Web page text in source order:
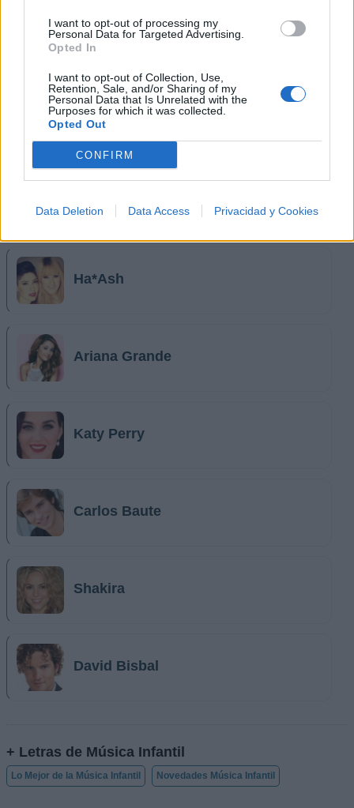
I want to opt-out of processing my
Personal Data for Targeted Advertising.
Opted In
I want to opt-out of Collection, Use,
Retention, Sale, and/or Sharing of my
Personal Data that Is Unrelated with the
Purposes for which it was collected.
Opted Out
CONFIRM
Data Deletion Data Access Privacidad y Cookies
Música Relacionada
Michael Jackson
Selena Gomez
Ha*Ash
Ariana Grande
Katy Perry
Carlos Baute
Shakira
David Bisbal
+ Letras de Música Infantil
Lo Mejor de la Música Infantil Novedades Música Infantil